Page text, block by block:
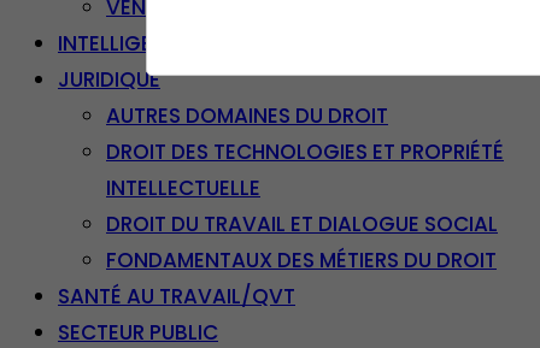
VENTE – RELATION CLIENT
INTELLIGENCE ARTIFICIELLE
JURIDIQUE
AUTRES DOMAINES DU DROIT
DROIT DES TECHNOLOGIES ET PROPRIÉTÉ
INTELLECTUELLE
DROIT DU TRAVAIL ET DIALOGUE SOCIAL
FONDAMENTAUX DES MÉTIERS DU DROIT
SANTÉ AU TRAVAIL/QVT
SECTEUR PUBLIC